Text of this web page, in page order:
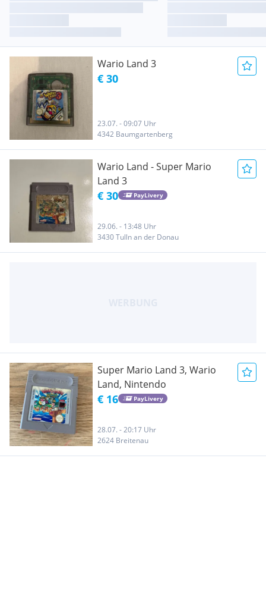
Wario Land 3
€ 30
23.07. - 09:07 Uhr
4342 Baumgartenberg
Wario Land - Super Mario
Land 3
€ 30 PayLivery
29.06. - 13:48 Uhr
3430 Tulln an der Donau
Super Mario Land 3, Wario
Land, Nintendo
€ 16 PayLivery
28.07. - 20:17 Uhr
2624 Breitenau